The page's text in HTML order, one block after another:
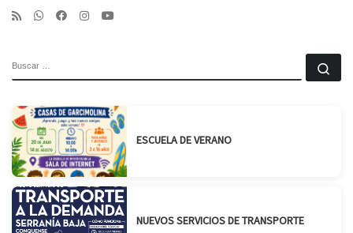
ESCUELA DE VERANO
NUEVOS SERVICIOS DE TRANSPORTE